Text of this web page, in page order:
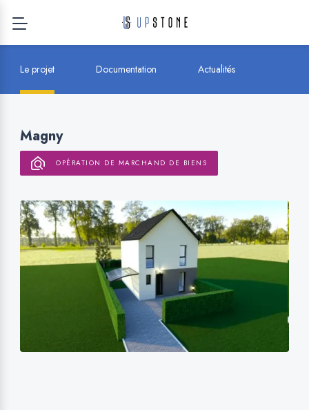
Magny
OPÉRATION DE MARCHAND DE BIENS
Le projet Documentation Actualités